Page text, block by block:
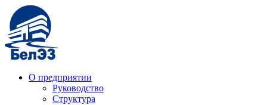
О предприятии
Руководство
Структура